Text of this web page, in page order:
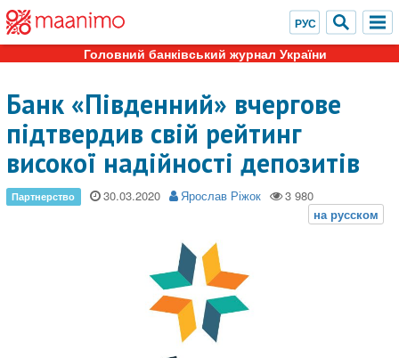
Головний банківський журнал України
Банк «Південний» вчергове
підтвердив свій рейтинг
високої надійності депозитів
30.03.2020 Ярослав Ріжок